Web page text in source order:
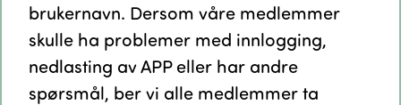
brukernavn. Dersom våre medlemmer
skulle ha problemer med innlogging,
nedlasting av APP eller har andre
spørsmål, ber vi alle medlemmer ta